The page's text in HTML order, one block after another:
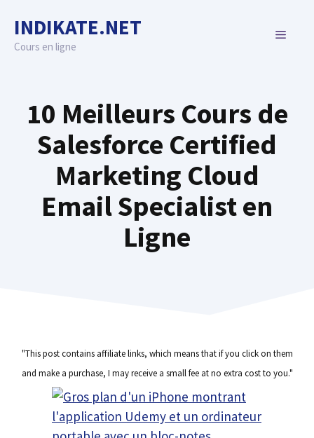
content
INDIKATE.NET
Cours en ligne
MENU
10 Meilleurs Cours de
Salesforce Certified
Marketing Cloud
Email Specialist en
Ligne
"This post contains affiliate links, which means that if you click on them
and make a purchase, I may receive a small fee at no extra cost to you."